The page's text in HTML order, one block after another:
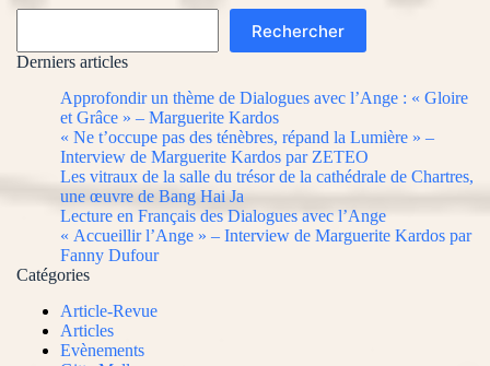
Rechercher
Derniers articles
Approfondir un thème de Dialogues avec l’Ange : « Gloire
et Grâce » – Marguerite Kardos
« Ne t’occupe pas des ténèbres, répand la Lumière » –
Interview de Marguerite Kardos par ZETEO
Les vitraux de la salle du trésor de la cathédrale de Chartres,
une œuvre de Bang Hai Ja
Lecture en Français des Dialogues avec l’Ange
« Accueillir l’Ange » – Interview de Marguerite Kardos par
Fanny Dufour
Catégories
Article-Revue
Articles
Evènements